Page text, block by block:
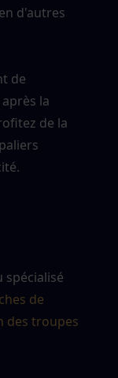
d'autres
de
la
de la
spécialisé
de
des troupes